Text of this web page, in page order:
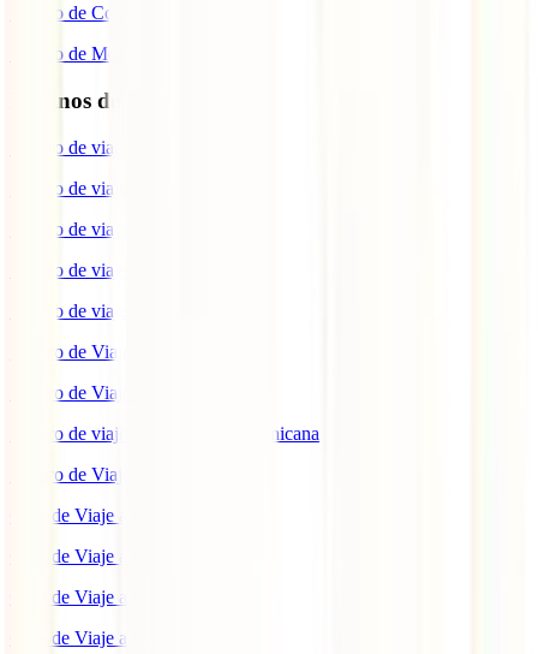
Seguro de Coche
Seguro de Moto
Destinos de interés
Seguro de viaje a EEUU
Seguro de viaje a Indonesia
Seguro de viaje a Marruecos
Seguro de viaje a Reino Unido
Seguro de viaje a México
Seguro de Viaje a Tailandia
Seguro de Viaje a China
Seguro de viaje a República Dominicana
Seguro de Viaje a Colombia
Guía de Viaje a Estados Unidos
Guía de Viaje a México
Guía de Viaje a Marruecos
Guía de Viaje a Cuba